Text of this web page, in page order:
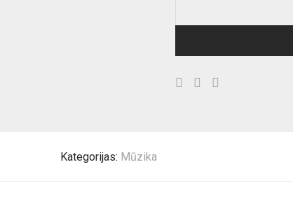
Kategorijas: Mūzika